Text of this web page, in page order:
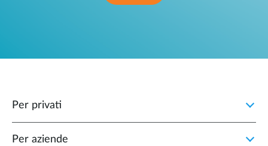
Per privati
Per aziende